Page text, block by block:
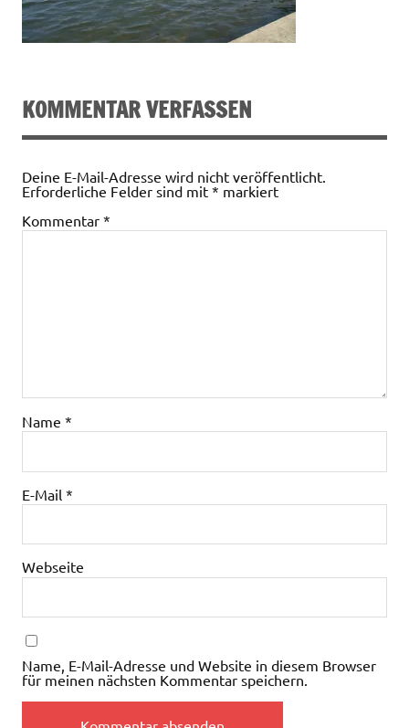
KOMMENTAR VERFASSEN
Deine E-Mail-Adresse wird nicht veröffentlicht.
Erforderliche Felder sind mit * markiert
Kommentar *
Name *
E-Mail *
Webseite
Name, E-Mail-Adresse und Website in diesem Browser
für meinen nächsten Kommentar speichern.